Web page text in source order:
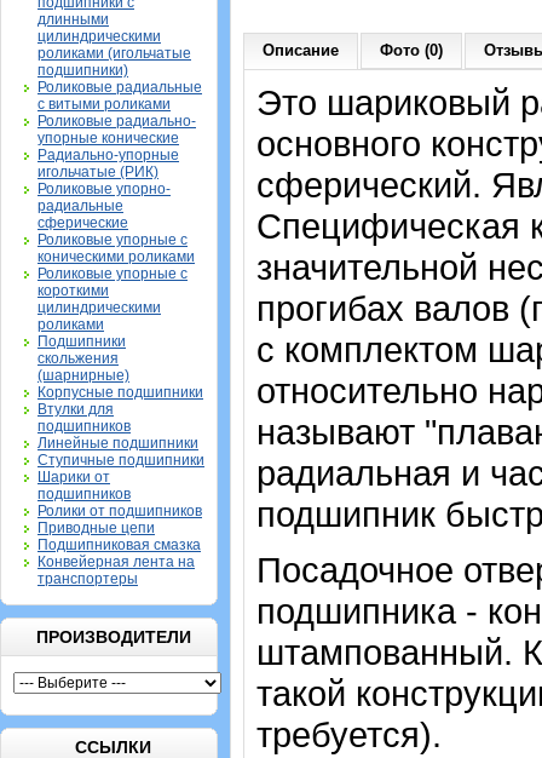
длинными
цилиндрическими
роликами (игольчатые
подшипники)
Роликовые радиальные
с витыми роликами
Роликовые радиально-
упорные конические
Радиально-упорные
игольчатые (РИК)
Роликовые упорно-
радиальные
сферические
Роликовые упорные с
коническими роликами
Роликовые упорные с
короткими
цилиндрическими
роликами
Подшипники
скольжения
(шарнирные)
Корпусные подшипники
Втулки для
подшипников
Линейные подшипники
Ступичные подшипники
Шарики от
подшипников
Ролики от подшипников
Приводные цепи
Подшипниковая смазка
Конвейерная лента на
транспортеры
ПРОИЗВОДИТЕЛИ
ССЫЛКИ
Описание Фото (0)
Это шариковый
основного
сферический.
Специфическая
значительной
прогибах валов
с комплектом
относительно
называют
радиальная и
подшипник
Посадочное
подшипника -
штампованный.
такой
требуется).